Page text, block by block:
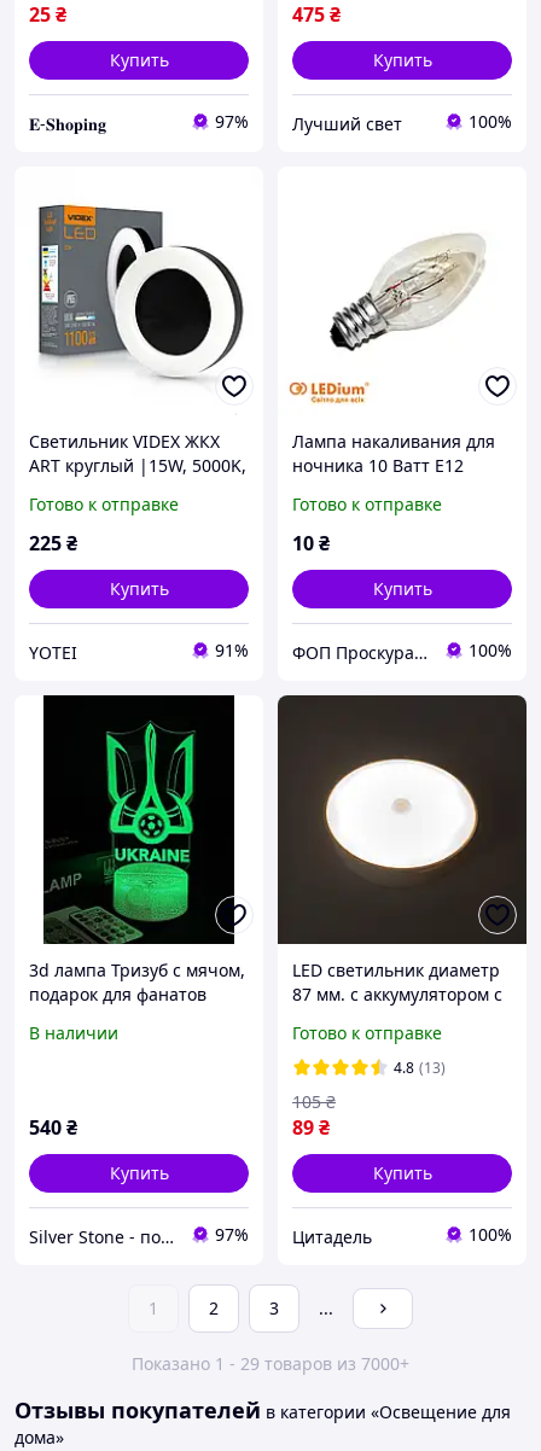
25₴
Купить
𝐄-𝐒𝐡𝐨𝐩𝐢𝐧𝐠 97%
475₴
Купить
Лучший свет 100%
Cветильник VIDEX ЖКХ
ART круглый |15W, 5000K,
155B
Готово к отправке
225₴
Купить
YOTEI 91%
Лампа накаливания для
ночника 10 Ватт Е12
Готово к отправке
10₴
Купить
ФОП Проскура Андрій Сергійович 100%
3d лампа Тризуб с мячом,
подарок для фанатов
светильник или ночник, 7
В наличии
540₴
Купить
Silver Stone - подарки для всех 97%
LED светильник диаметр
87 мм. с аккумулятором с
магните/липучке
Готово к отправке
4.8 (13)
89₴
105 ₴
Купить
Цитадель 100%
1 2 3 ...
Показано 1 - 29 товаров из 7000+
Отзывы покупателей в категории «Освещение для
дома»